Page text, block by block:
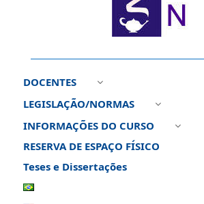
DOCENTES 3
LEGISLAÇÃO/NORMAS 3
INFORMAÇÕES DO CURSO 3
RESERVA DE ESPAÇO FÍSICO
Teses e Dissertações